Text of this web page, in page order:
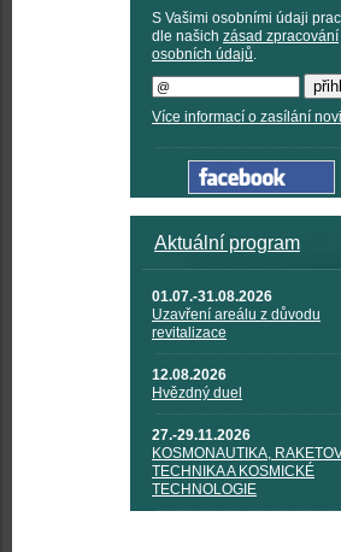
S Vašimi osobními údaji
dle našich zásad zpracování
osobních údajů.
Více informací o zasílání
Aktuální program
01.07.-31.08.2026
Uzavření areálu z důvodu
revitalizace
12.08.2026
Hvězdný duel
27.-29.11.2026
KOSMONAUTIKA,
TECHNIKA A KOSMICKÉ
TECHNOLOGIE